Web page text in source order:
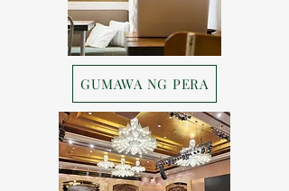
GUMAWA NG PERA